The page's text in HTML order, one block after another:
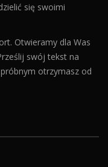
się swoimi
Otwieramy dla Was
swój tekst na
otrzymasz od